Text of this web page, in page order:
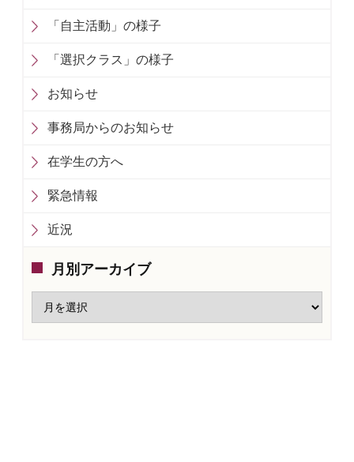
「自主活動」の様子
「選択クラス」の様子
お知らせ
事務局からのお知らせ
在学生の方へ
緊急情報
近況
月別アーカイブ